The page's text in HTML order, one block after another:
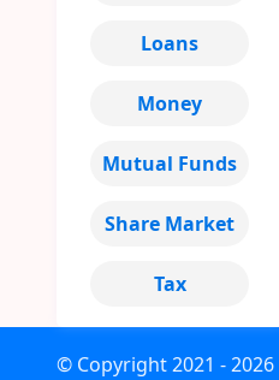
Loans
Money
Mutual Funds
Share Market
Tax
© Copyright2021 - 2026